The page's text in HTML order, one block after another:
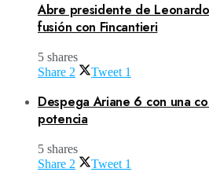
Abre presidente de
fusión con Fincantieri
5 shares
Share 2 Tweet 1
Despega Ariane 6 con una
potencia
5 shares
Share 2 Tweet 1